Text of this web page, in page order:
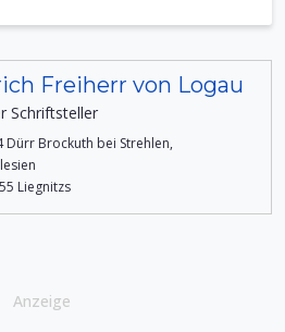
Freiherr von Logau
Schriftsteller
Dürr Brockuth bei Strehlen,
Liegnitzs
Anzeige